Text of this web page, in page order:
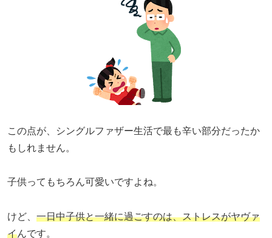
この点が、シングルファザー生活で最も辛い部分だったか
もしれません。
子供ってもちろん可愛いですよね。
けど、 一日中子供と一緒に過ごすのは、ストレスがヤヴァ
イんです。